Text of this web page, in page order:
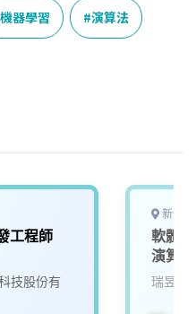
機器學習 演算法
工程師
技股份有
新竹
軟體
演算
瑞昱半